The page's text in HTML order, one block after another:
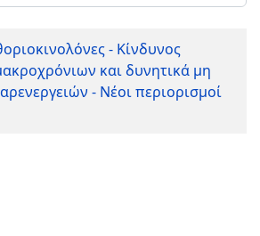
- Κίνδυνος
και δυνητικά μη
- Νέοι περιορισμοί